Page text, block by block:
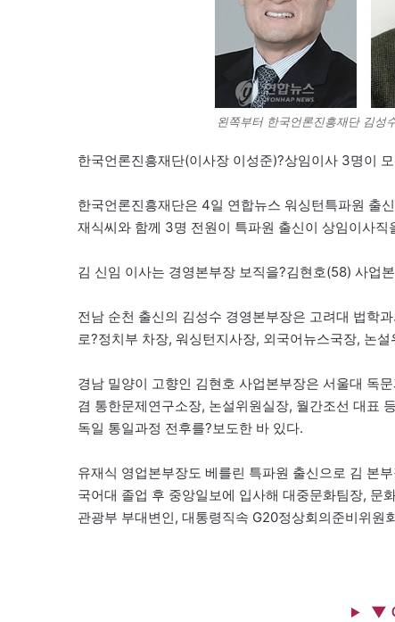
왼쪽부터 한국언론진흥재단 김성
한국언론진흥재단(이사장 이성준)?상임이사 3명이
한국언론진흥재단은 4일 연합뉴스 워싱턴특파원 출
재식씨와 함께 3명 전원이 특파원 출신이 상임이사직
김 신임 이사는 경영본부장 보직을?김현호(58) 사업
전남 순천 출신의 김성수 경영본부장은 고려대 법학
로?정치부 차장, 워싱턴지사장, 외국어뉴스국장, 논
경남 밀양이 고향인 김현호 사업본부장은 서울대 독
겸 통한문제연구소장, 논설위원실장, 월간조선 대표
독일 통일과정 전후를?보도한 바 있다.
유재식 영업본부장도 베를린 특파원 출신으로 김 본
국어대 졸업 후 중앙일보에 입사해 대중문화팀장, 문
관광부 부대변인, 대통령직속 G20정상회의준비위원
▼